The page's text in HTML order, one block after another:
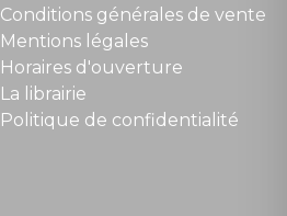
Conditions générales de vente
Mentions légales
Horaires d'ouverture
La librairie
Politique de confidentialité